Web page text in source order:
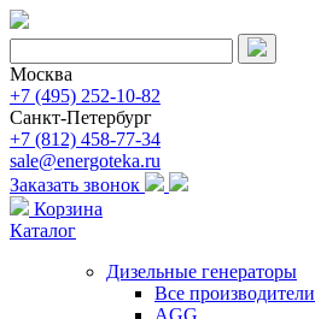
Москва
+7 (495) 252-10-82
Санкт-Петербург
+7 (812) 458-77-34
sale@energoteka.ru
Заказать звонок
Корзина
Каталог
Дизельные генераторы
Все производители
AGG